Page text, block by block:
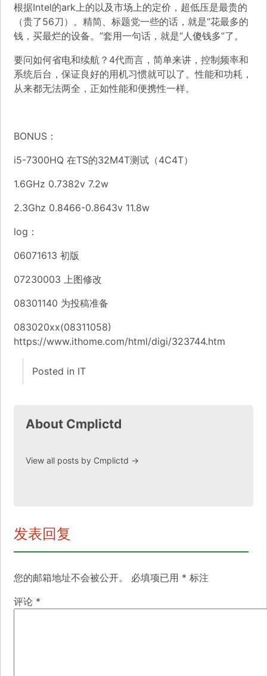
根据Intel的ark上的以及市场上的定价，超低压是最贵的
（贵了56刀）。精简、标题党一些的话，就是“花最多的
钱，买最烂的设备。”套用一句话，就是“人傻钱多”了。
要问如何省电和续航？4代而言，简单来讲，控制频率和
系统后台，保证良好的用机习惯就可以了。性能和功耗，
从来都无法两全，正如性能和便携性一样。
BONUS：
i5-7300HQ 在TS的32M4T测试（4C4T）
1.6GHz 0.7382v 7.2w
2.3Ghz 0.8466-0.8643v 11.8w
log：
06071613 初版
07230003 上图修改
08301140 为投稿准备
083020xx(08311058)
https://www.ithome.com/html/digi/323744.htm
Posted in IT
About Cmplictd
View all posts by Cmplictd →
发表回复
您的邮箱地址不会被公开。 必填项已用 * 标注
评论 *